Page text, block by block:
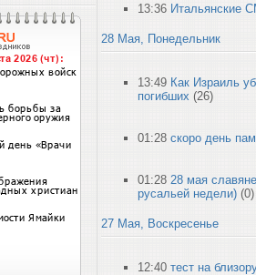
13:36 Итальянские
28 Мая, Понедельник
13:49 Как Израиль
погибших (26)
01:28 скоро день
01:28 28 мая
русальей недели) (0)
27 Мая, Воскресенье
12:40 тест на